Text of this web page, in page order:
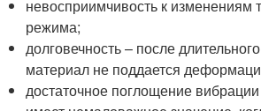
невосприимчивость к изменениям
режима;
долговечность – после
материал не поддается
достаточное поглощение